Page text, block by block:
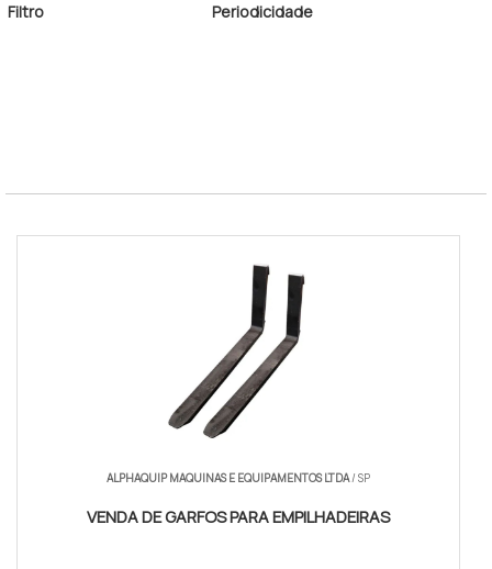
Filtro Periodicidade
ALPHAQUIP MAQUINAS E EQUIPAMENTOS LTDA/ SP
VENDA DE GARFOS PARA EMPILHADEIRAS